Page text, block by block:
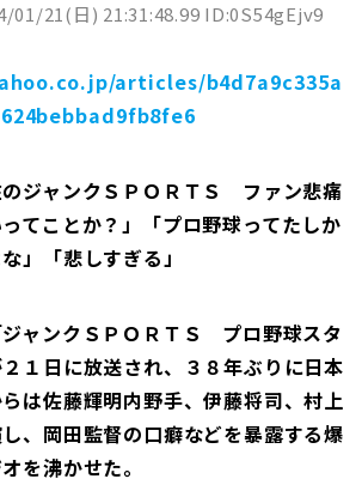
01/21(日) 21:31:48.99 ID:0S54gEjv9
articles/b4d7a9c335a
ジャンクＳＰＯＲＴＳ ファン悲痛
ってことか？」「プロ野球ってたしか
」「悲しすぎる」
ャンクＳＰＯＲＴＳ プロ野球スタ
１日に放送され、３８年ぶりに日本
は佐藤輝明内野手、伊藤将司、村上
、岡田監督の口癖などを暴露する爆
を沸かせた。